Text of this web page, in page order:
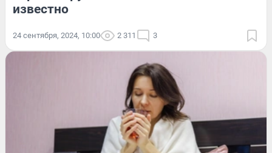
известно
24 сентября, 2024, 10:00 2 311 3